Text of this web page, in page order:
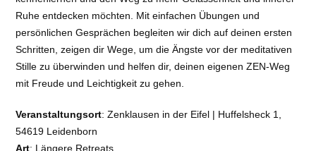
Ruhe entdecken möchten. Mit einfachen Übungen und
persönlichen Gesprächen begleiten wir dich auf deinen ersten
Schritten, zeigen dir Wege, um die Ängste vor der meditativen
Stille zu überwinden und helfen dir, deinen eigenen ZEN-Weg
mit Freude und Leichtigkeit zu gehen.
Veranstaltungsort: Zenklausen in der Eifel | Huffelsheck 1,
54619 Leidenborn
Art: Längere Retreats